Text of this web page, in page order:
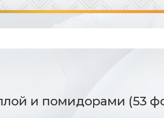
и помидорами (53